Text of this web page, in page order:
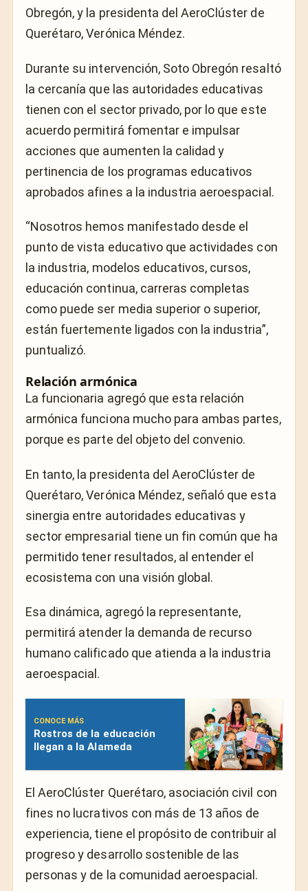
Obregón, y la presidenta del AeroClúster de
Querétaro, Verónica Méndez.
Durante su intervención, Soto Obregón resaltó
la cercanía que las autoridades educativas
tienen con el sector privado, por lo que este
acuerdo permitirá fomentar e impulsar
acciones que aumenten la calidad y
pertinencia de los programas educativos
aprobados afines a la industria aeroespacial.
“Nosotros hemos manifestado desde el
punto de vista educativo que actividades con
la industria, modelos educativos, cursos,
educación continua, carreras completas
como puede ser media superior o superior,
están fuertemente ligados con la industria”,
puntualizó.
Relación armónica
La funcionaria agregó que esta relación
armónica funciona mucho para ambas partes,
porque es parte del objeto del convenio.
En tanto, la presidenta del AeroClúster de
Querétaro, Verónica Méndez, señaló que esta
sinergia entre autoridades educativas y
sector empresarial tiene un fin común que ha
permitido tener resultados, al entender el
ecosistema con una visión global.
Esa dinámica, agregó la representante,
permitirá atender la demanda de recurso
humano calificado que atienda a la industria
aeroespacial.
CONOCE MÁS
Rostros de la educación
llegan a la Alameda
El AeroClúster Querétaro, asociación civil con
fines no lucrativos con más de 13 años de
experiencia, tiene el propósito de contribuir al
progreso y desarrollo sostenible de las
personas y de la comunidad aeroespacial.